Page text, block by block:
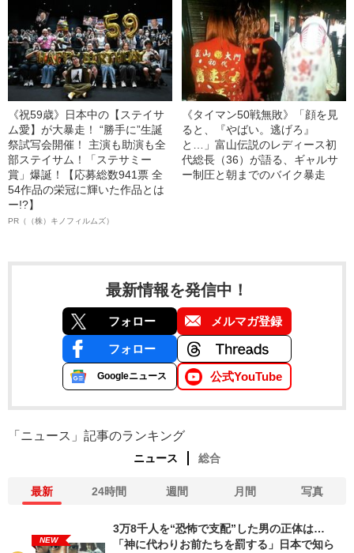
《祝59歳》日本中の【ステイサ
ム愛】が大暴走！ “勝手に”生誕
祭試写会開催！ 主演も助演も全
部ステイサム！「ステサミー
賞」爆誕！【応募総数941票 全
54作品の栄冠に輝いた作品とは
ー!?】
PR（（株）キノフィルムズ）
《タイマン50戦無敗》「顔を見
ると、『やばい。逃げろ』
と…」富山伝説のレディース初
代総長（36）が語る、ギャルサ
ー制圧と朝までのバイク暴走
最新情報を発信中！
フォロー メルマガ登録
フォロー
Googleニュース 公式YouTube
「ニュース」記事のランキング
ニュース 総合
最新 24時間 週間 月間 写真
NEW
3万8千人を“恐怖で支配”した男の正体は…
「神に代わりお前たちを罰する」日本で知ら